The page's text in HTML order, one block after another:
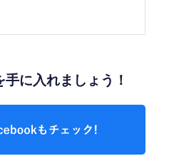
に入れましょう！